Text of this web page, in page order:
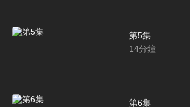
第5集
14分鐘
第6集